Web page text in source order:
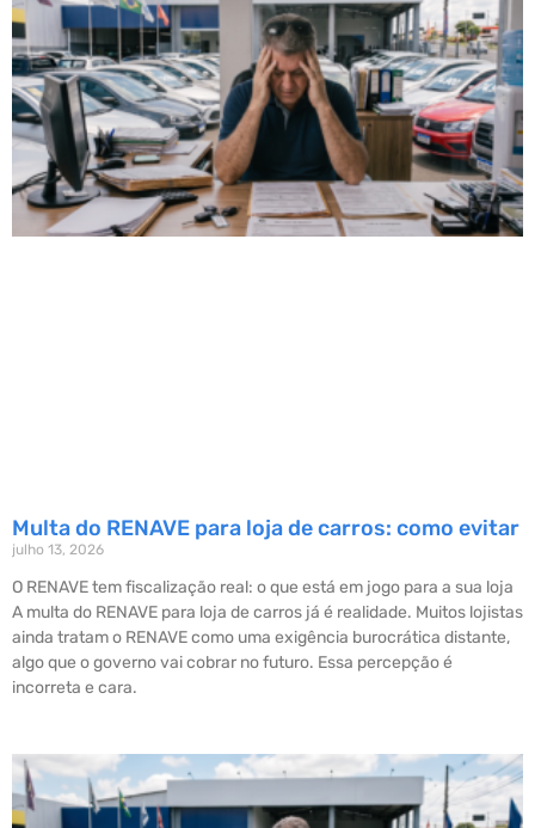
Multa do RENAVE para loja de carros: como evitar
julho 13, 2026
O RENAVE tem fiscalização real: o que está em jogo para a sua loja
A multa do RENAVE para loja de carros já é realidade. Muitos lojistas
ainda tratam o RENAVE como uma exigência burocrática distante,
algo que o governo vai cobrar no futuro. Essa percepção é
incorreta e cara.